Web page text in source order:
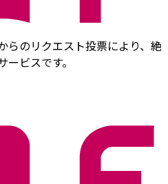
らのリクエスト投票により、絶
ビスです。